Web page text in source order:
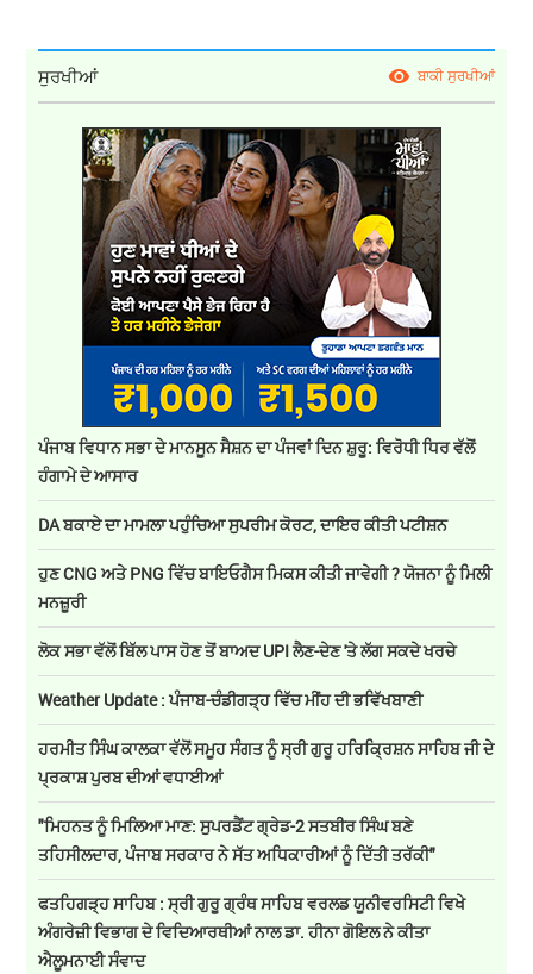
ਸੁਰਖੀਆਂ ਬਾਕੀ ਸੁਰਖੀਆਂ
ਪੰਜਾਬ ਵਿਧਾਨ ਸਭਾ ਦੇ ਮਾਨਸੂਨ ਸੈਸ਼ਨ ਦਾ ਪੰਜਵਾਂ ਦਿਨ ਸ਼ੁਰੂ: ਵਿਰੋਧੀ ਧਿਰ ਵੱਲੋਂ
ਹੰਗਾਮੇ ਦੇ ਆਸਾਰ
DA ਬਕਾਏ ਦਾ ਮਾਮਲਾ ਪਹੁੰਚਿਆ ਸੁਪਰੀਮ ਕੋਰਟ, ਦਾਇਰ ਕੀਤੀ ਪਟੀਸ਼ਨ
ਹੁਣ CNG ਅਤੇ PNG ਵਿੱਚ ਬਾਇਓਗੈਸ ਮਿਕਸ ਕੀਤੀ ਜਾਵੇਗੀ ? ਯੋਜਨਾ ਨੂੰ ਮਿਲੀ
ਮਨਜ਼ੂਰੀ
ਲੋਕ ਸਭਾ ਵੱਲੋਂ ਬਿੱਲ ਪਾਸ ਹੋਣ ਤੋਂ ਬਾਅਦ UPI ਲੈਣ-ਦੇਣ 'ਤੇ ਲੱਗ ਸਕਦੇ ਖਰਚੇ
Weather Update : ਪੰਜਾਬ-ਚੰਡੀਗੜ੍ਹ ਵਿੱਚ ਮੀਂਹ ਦੀ ਭਵਿੱਖਬਾਣੀ
ਹਰਮੀਤ ਸਿੰਘ ਕਾਲਕਾ ਵੱਲੋਂ ਸਮੂਹ ਸੰਗਤ ਨੂੰ ਸ੍ਰੀ ਗੁਰੂ ਹਰਿਕ੍ਰਿਸ਼ਨ ਸਾਹਿਬ ਜੀ ਦੇ
ਪ੍ਰਕਾਸ਼ ਪੁਰਬ ਦੀਆਂ ਵਧਾਈਆਂ
"ਮਿਹਨਤ ਨੂੰ ਮਿਲਿਆ ਮਾਣ: ਸੁਪਰਡੈਂਟ ਗ੍ਰੇਡ-2 ਸਤਬੀਰ ਸਿੰਘ ਬਣੇ
ਤਹਿਸੀਲਦਾਰ, ਪੰਜਾਬ ਸਰਕਾਰ ਨੇ ਸੱਤ ਅਧਿਕਾਰੀਆਂ ਨੂੰ ਦਿੱਤੀ ਤਰੱਕੀ"
ਫਤਹਿਗੜ੍ਹ ਸਾਹਿਬ : ਸ੍ਰੀ ਗੁਰੂ ਗ੍ਰੰਥ ਸਾਹਿਬ ਵਰਲਡ ਯੂਨੀਵਰਸਿਟੀ ਵਿਖੇ
ਅੰਗਰੇਜ਼ੀ ਵਿਭਾਗ ਦੇ ਵਿਦਿਆਰਥੀਆਂ ਨਾਲ ਡਾ. ਹੀਨਾ ਗੋਇਲ ਨੇ ਕੀਤਾ
ਐਲੂਮਨਾਈ ਸੰਵਾਦ